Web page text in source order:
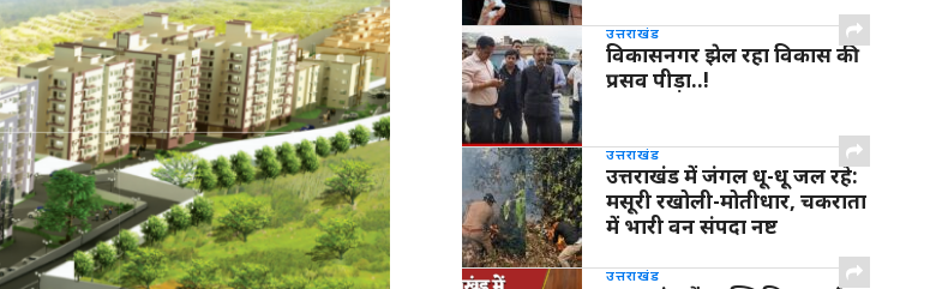
उत्तराखंड
विकासनगर झेल रहा विकास की
प्रसव पीड़ा..!
उत्तराखंड
उत्तराखंड में जंगल धू-धू जल रहे:
मसूरी रखोली-मोतीधार, चकराता
में भारी वन संपदा नष्ट
उत्तराखंड